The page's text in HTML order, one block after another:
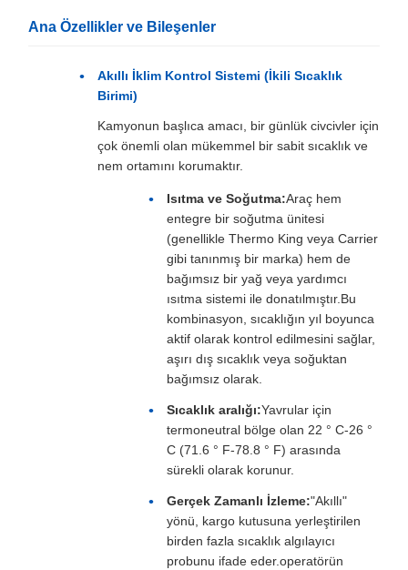
Ana Özellikler ve Bileşenler
Akıllı İklim Kontrol Sistemi (İkili Sıcaklık
Birimi)
Kamyonun başlıca amacı, bir günlük civcivler için
çok önemli olan mükemmel bir sabit sıcaklık ve
nem ortamını korumaktır.
Isıtma ve Soğutma:Araç hem
entegre bir soğutma ünitesi
(genellikle Thermo King veya Carrier
gibi tanınmış bir marka) hem de
bağımsız bir yağ veya yardımcı
ısıtma sistemi ile donatılmıştır.Bu
kombinasyon, sıcaklığın yıl boyunca
aktif olarak kontrol edilmesini sağlar,
aşırı dış sıcaklık veya soğuktan
bağımsız olarak.
Sıcaklık aralığı:Yavrular için
termoneutral bölge olan 22 ° C-26 °
C (71.6 ° F-78.8 ° F) arasında
sürekli olarak korunur.
Gerçek Zamanlı İzleme:"Akıllı"
yönü, kargo kutusuna yerleştirilen
birden fazla sıcaklık algılayıcı
probunu ifade eder.operatörün